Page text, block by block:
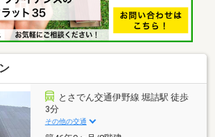
エレベーターを採用しており、エレベーター
と、一邸専用でお使いいただける「プライ
ル」がお迎えします。■一部の室内写真にAI
とさでん交通伊野線 堀詰駅 徒歩
3分
その他の交通